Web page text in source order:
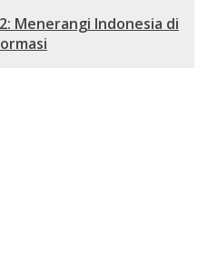
Menerangi Indonesia di